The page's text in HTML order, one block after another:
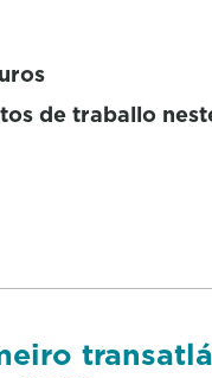
de traballo